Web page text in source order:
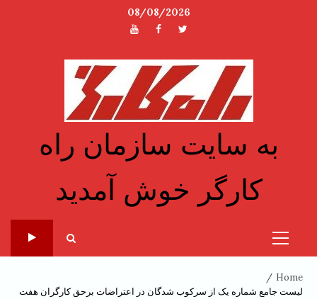
08/08/2026
توئیترفیسبوکیوتیوب
به سایت سازمان راه
کارگر خوش آمدید
Primary
Home
لیست جامع شماره یک از سرکوب شدگان در اعتراضات برحق کارگران هفت